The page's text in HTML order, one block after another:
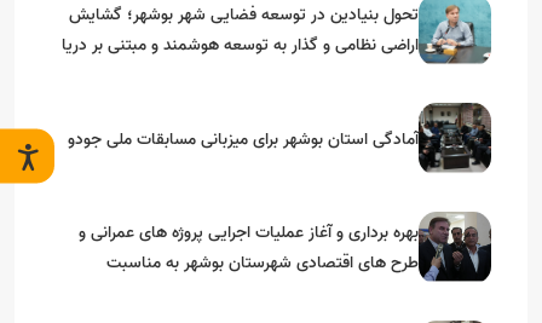
تحول بنیادین در توسعه فضایی شهر بوشهر؛ گشایش
اراضی نظامی و گذار به توسعه هوشمند و مبتنی بر دریا
آمادگی استان بوشهر برای میزبانی مسابقات ملی جودو
بهره برداری و آغاز عملیات اجرایی پروژه های عمرانی و
طرح های اقتصادی شهرستان بوشهر به مناسبت